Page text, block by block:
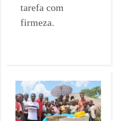
tarefa com
firmeza.